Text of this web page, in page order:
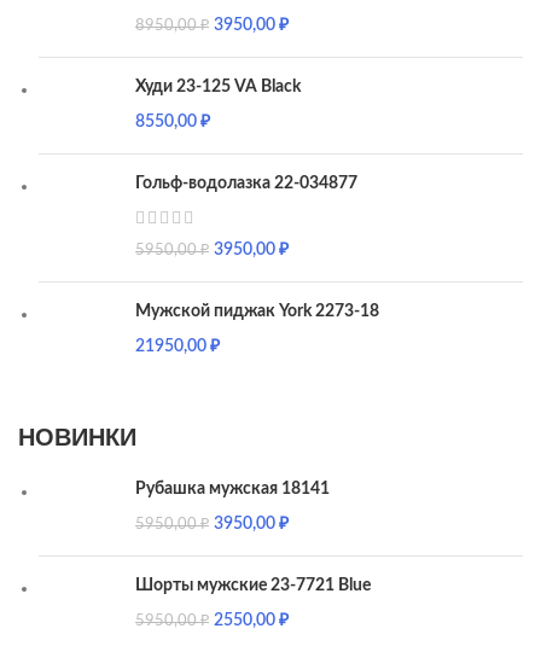
8950,00₽ 3950,00₽
Худи 23-125 VA Black
8550,00₽
Гольф-водолазка 22-034877
5950,00₽ 3950,00₽
Мужской пиджак York 2273-18
21950,00₽
НОВИНКИ
Рубашка мужская 18141
5950,00₽ 3950,00₽
Шорты мужские 23-7721 Blue
5950,00₽ 2550,00₽